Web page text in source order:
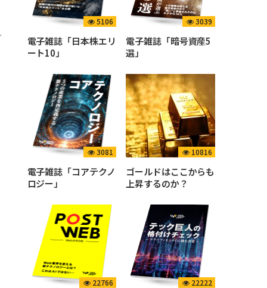
5106
電子雑誌「日本株エリ
ート10」
3039
電子雑誌「暗号資産5
選」
3081
電子雑誌「コアテクノ
ロジー」
10816
ゴールドはここからも
上昇するのか？
22766 22222